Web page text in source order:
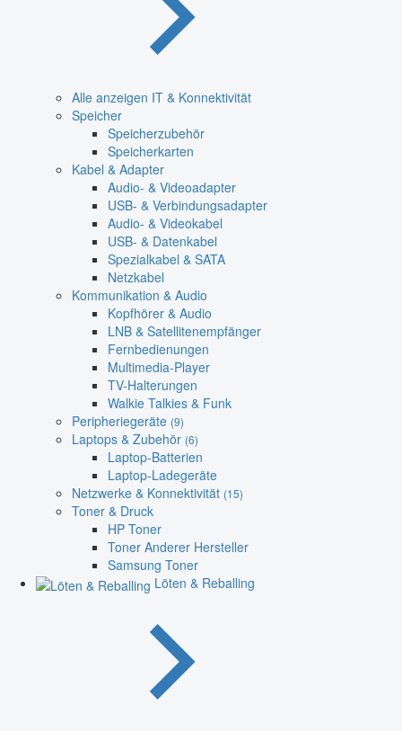
Alle anzeigen IT & Konnektivität
Speicher
Speicherzubehör
Speicherkarten
Kabel & Adapter
Audio- & Videoadapter
USB- & Verbindungsadapter
Audio- & Videokabel
USB- & Datenkabel
Spezialkabel & SATA
Netzkabel
Kommunikation & Audio
Kopfhörer & Audio
LNB & Satellitenempfänger
Fernbedienungen
Multimedia-Player
TV-Halterungen
Walkie Talkies & Funk
Peripheriegeräte (9)
Laptops & Zubehör (6)
Laptop-Batterien
Laptop-Ladegeräte
Netzwerke & Konnektivität (15)
Toner & Druck
HP Toner
Toner Anderer Hersteller
Samsung Toner
Löten & Reballing